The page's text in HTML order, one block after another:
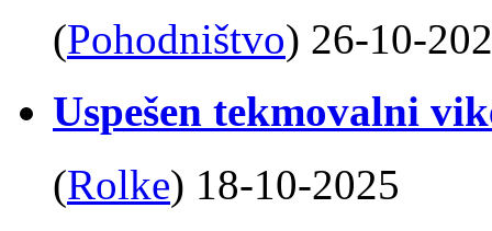
(Pohodništvo) 26-10-
Uspešen tekmovalni
(Rolke) 18-10-2025